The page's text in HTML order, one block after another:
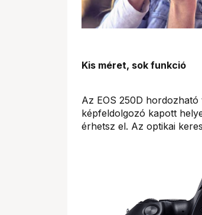
Kis méret, sok funkció
Az EOS 250D hordozható
képfeldolgozó kapott
érhetsz el. Az optikai